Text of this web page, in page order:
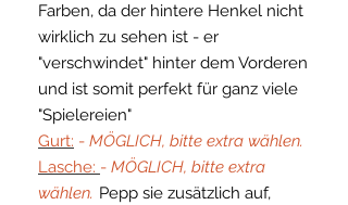
Farben, da der hintere Henkel nicht
wirklich zu sehen ist - er
"verschwindet" hinter dem Vorderen
und ist somit perfekt für ganz viele
"Spielereien"
Gurt: - MÖGLICH, bitte extra wählen.
Lasche: - MÖGLICH, bitte extra
wählen. Pepp sie zusätzlich auf,